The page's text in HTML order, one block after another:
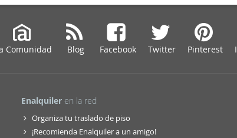
Comunidad Blog Facebook Twitter Pinterest
Enalquiler en la red
Organiza tu traslado de piso
¡Recomienda Enalquiler a un amigo!